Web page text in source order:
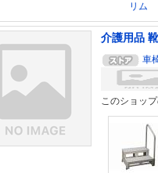
リム
介護用品
車
このショッ